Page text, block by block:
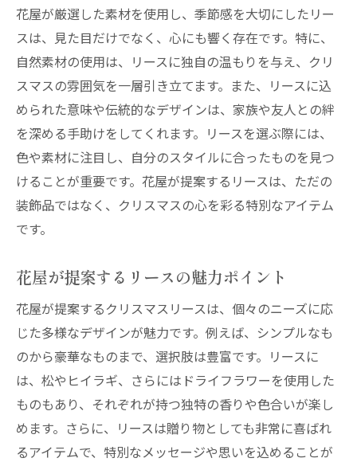
花屋が厳選した素材を使用し、季節感を大切にしたリー
スは、見た目だけでなく、心にも響く存在です。特に、
自然素材の使用は、リースに独自の温もりを与え、クリ
スマスの雰囲気を一層引き立てます。また、リースに込
められた意味や伝統的なデザインは、家族や友人との絆
を深める手助けをしてくれます。リースを選ぶ際には、
色や素材に注目し、自分のスタイルに合ったものを見つ
けることが重要です。花屋が提案するリースは、ただの
装飾品ではなく、クリスマスの心を彩る特別なアイテム
です。
花屋が提案するリースの魅力ポイント
花屋が提案するクリスマスリースは、個々のニーズに応
じた多様なデザインが魅力です。例えば、シンプルなも
のから豪華なものまで、選択肢は豊富です。リースに
は、松やヒイラギ、さらにはドライフラワーを使用した
ものもあり、それぞれが持つ独特の香りや色合いが楽し
めます。さらに、リースは贈り物としても非常に喜ばれ
るアイテムで、特別なメッセージや思いを込めることが